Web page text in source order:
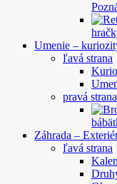
Umenie –
ľavá strana
pravá strana
Záhrada –
ľavá strana